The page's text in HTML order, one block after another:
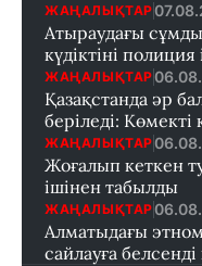
ЖАҢАЛЫҚТАР
Атыраудағы
күдіктіні полиция
ЖАҢАЛЫҚТАР
Қазақстанда әр
беріледі:
ЖАҢАЛЫҚТАР
Жоғалып кеткен
ішінен табылды
ЖАҢАЛЫҚТАР
Алматыдағы
сайлауға